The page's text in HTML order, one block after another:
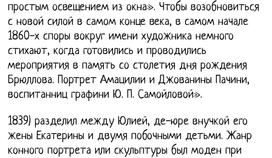
простым освещением из окна». Чтобы возобновиться
с новой силой в самом конце века, в самом начале
1860-х споры вокруг имени художника немного
стихают, когда готовились и проводились
мероприятия в память со столетия дня рождения
Брюллова. Портрет Амацилии и Джованины Пачини,
воспитанниц графини Ю. П. Самойловой».
1839) разделил между Юлией, де-юре внучкой его
жены Екатерины и двумя побочными детьми. Жанр
конного портрета или скульптуры был моден при